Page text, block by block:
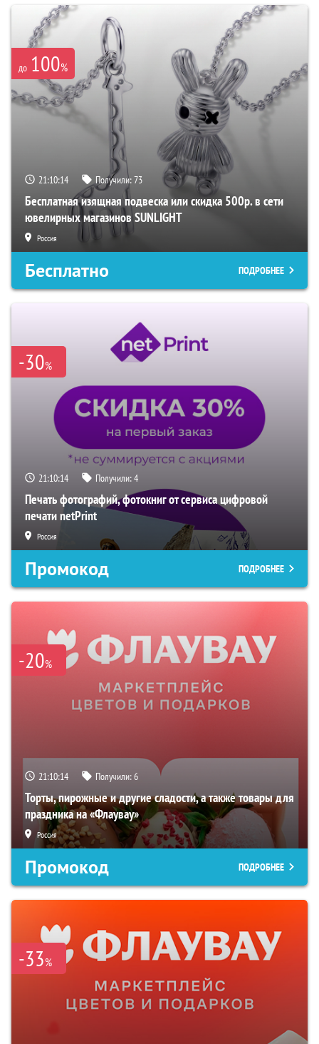
до 100%
21:10:13 Получили:73
Бесплатная изящная подвеска или скидка 500р. в сети
ювелирных магазинов SUNLIGHT
Россия
Бесплатно ПОДРОБНЕЕ
-30%
21:10:13 Получили:4
Печать фотографий, фотокниг от сервиса цифровой
печати netPrint
Россия
Промокод ПОДРОБНЕЕ
-20%
21:10:13 Получили:6
Торты, пирожные и другие сладости, а также товары для
праздника на «Флаувау»
Россия
Промокод ПОДРОБНЕЕ
-33%